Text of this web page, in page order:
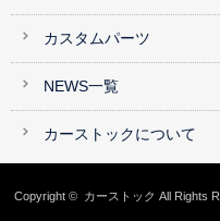
カスタムパーツ
NEWS一覧
カーストックについて
Copyright © カーストック All Rights